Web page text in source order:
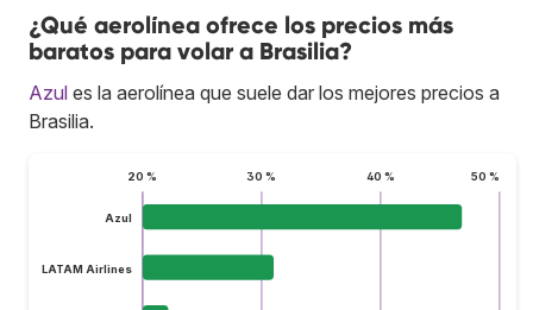
¿Qué aerolínea ofrece los precios más
baratos para volar a Brasilia?
Azul es la aerolínea que suele dar los mejores precios a
Brasilia.
20 % 30 % 40 % 50 %
Azul
LATAM Airlines